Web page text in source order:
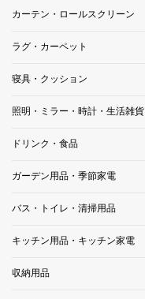
カーテン・ロールスクリーン
ラグ・カーペット
寝具・クッション
照明・ミラー・時計・生活雑貨
ドリンク・食品
ガーデン用品・季節家電
バス・トイレ・清掃用品
キッチン用品・キッチン家電
収納用品